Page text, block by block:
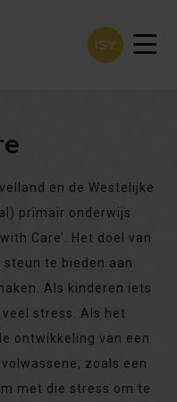
en de Westelijke
primair onderwijs
Care’. Het doel van
steun te bieden aan
Als kinderen iets
stress. Als het
ontwikkeling van een
zoals een
met die stress om te